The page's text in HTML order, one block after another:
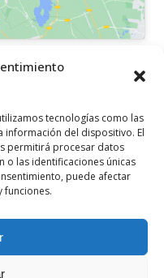
tecnologías como las
información del dispositivo. El
permitirá procesar datos
o las identificaciones únicas
puede afectar
funciones.
EN